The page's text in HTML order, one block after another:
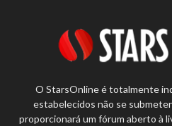
O StarsOnline é totalmente
estabelecidos não se
proporcionará um fórum aberto à